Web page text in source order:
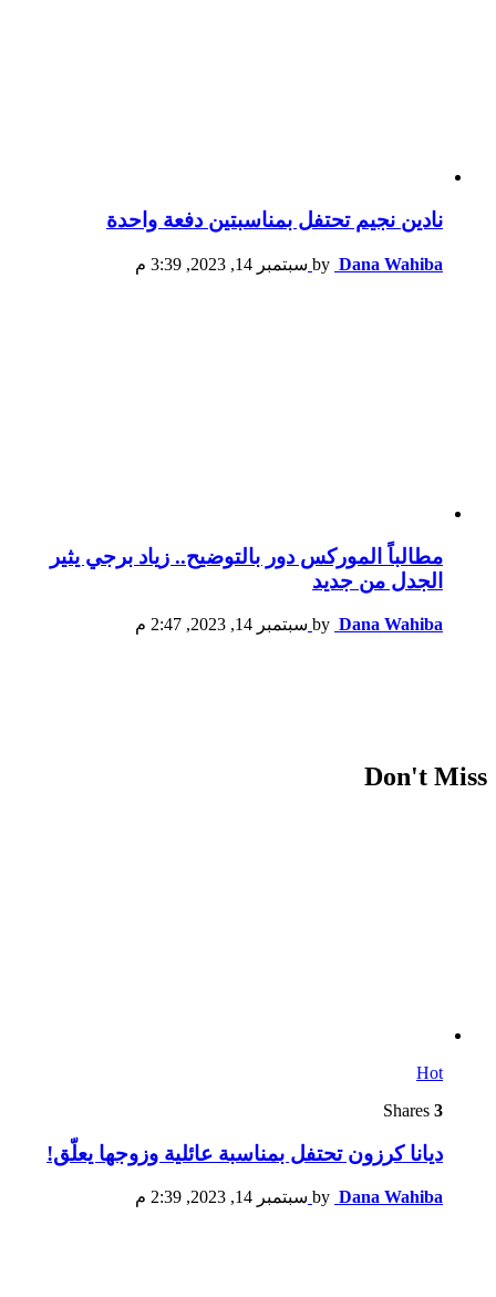
نادين نجيم تحتفل بمناسبتين دفعة واحدة
by Dana Wahiba سبتمبر 14, 2023, 3:39 م
مطالباً الموركس دور بالتوضيح.. زياد برجي يثير
الجدل من جديد
by Dana Wahiba سبتمبر 14, 2023, 2:47 م
Don't Miss
Hot
3
ديانا كرزون تحتفل بمناسبة عائلية وزوجها يعلّق!
by Dana Wahiba سبتمبر 14, 2023, 2:39 م